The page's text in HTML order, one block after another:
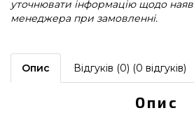
уточнювати інформацію щодо
менеджера при замовленні.
Опис Відгуків (0) (0 відгуків)
Опис